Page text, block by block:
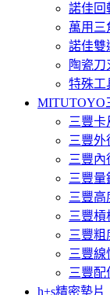
諾佳回
萬用三
諾佳雙
陶瓷刀
特殊工
MITUTOYO
三豐卡
三豐外
三豐內
三豐量
三豐高
三豐槓
三豐粗
三豐線
三豐配
h+s精密墊片